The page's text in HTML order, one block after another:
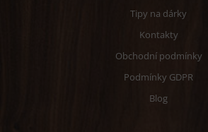
Tipy na dárky
Kontakty
Obchodní podmínky
Podmínky GDPR
Blog